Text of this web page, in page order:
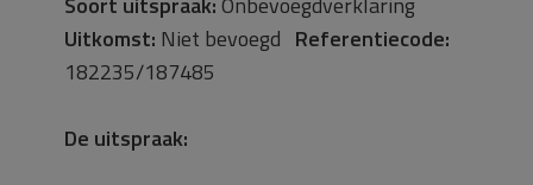
Uitkomst: Niet bevoegd Referentiecode:
182235/187485
De uitspraak: